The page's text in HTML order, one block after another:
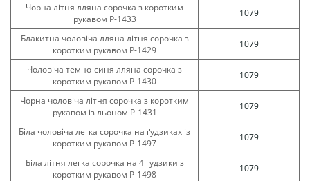
Чорна літня лляна сорочка з коротким
рукавом Р-1433
1079
Блакитна чоловіча лляна літня сорочка з
коротким рукавом Р-1429
1079
Чоловіча темно-синя лляна сорочка з
коротким рукавом Р-1430
1079
Чорна чоловіча літня сорочка з коротким
рукавом із льоном Р-1431
1079
Біла чоловіча легка сорочка на ґудзиках із
коротким рукавом Р-1497
1079
Біла літня легка сорочка на 4 гудзики з
коротким рукавом Р-1498
1079